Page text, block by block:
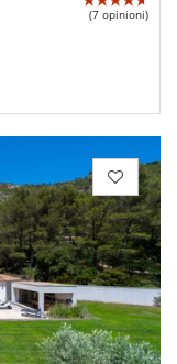
(7 opinioni)